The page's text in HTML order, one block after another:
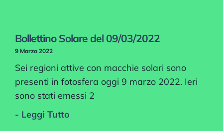
Bollettino Solare del 09/03/2022
9 Marzo 2022
Sei regioni attive con macchie solari sono
presenti in fotosfera oggi 9 marzo 2022. Ieri
sono stati emessi 2
- Leggi Tutto